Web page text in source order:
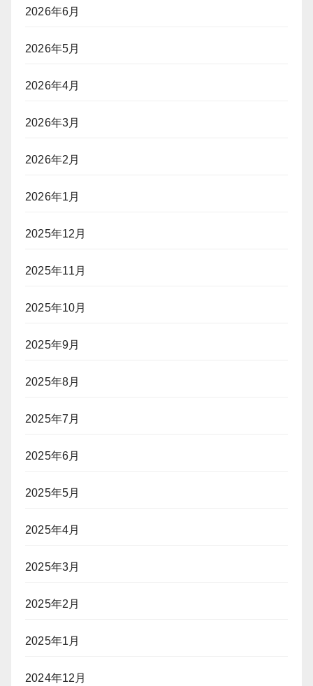
2026年6月
2026年5月
2026年4月
2026年3月
2026年2月
2026年1月
2025年12月
2025年11月
2025年10月
2025年9月
2025年8月
2025年7月
2025年6月
2025年5月
2025年4月
2025年3月
2025年2月
2025年1月
2024年12月